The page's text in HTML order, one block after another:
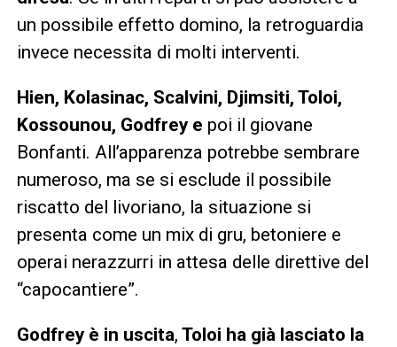
un possibile effetto domino, la retroguardia
invece necessita di molti interventi.
Hien, Kolasinac, Scalvini, Djimsiti, Toloi,
Kossounou, Godfrey e poi il giovane
Bonfanti. All’apparenza potrebbe sembrare
numeroso, ma se si esclude il possibile
riscatto del livoriano, la situazione si
presenta come un mix di gru, betoniere e
operai nerazzurri in attesa delle direttive del
“capocantiere”.
Godfrey è in uscita, Toloi ha già lasciato la